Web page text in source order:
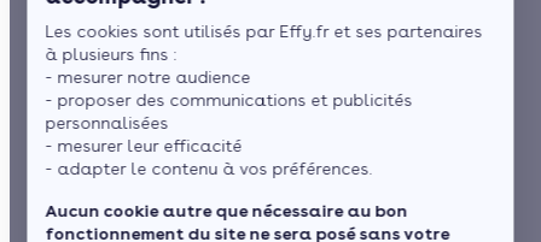
Les cookies sont utilisés par Effy.fr et ses partenaires
à plusieurs fins :
- mesurer notre audience
- proposer des communications et publicités
personnalisées
- mesurer leur efficacité
- adapter le contenu à vos préférences.
Aucun cookie autre que nécessaire au bon
fonctionnement du site ne sera posé sans votre
Sols
Coupure d’électricité
: solutions et conseils
pratiques
Sonya Drideche 8 min de lecture